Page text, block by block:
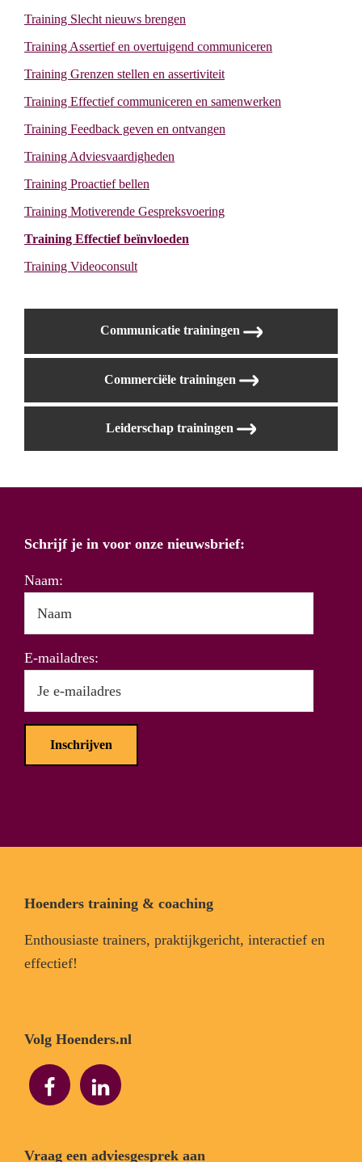
Training Slecht nieuws brengen
Training Assertief en overtuigend communiceren
Training Grenzen stellen en assertiviteit
Training Effectief communiceren en samenwerken
Training Feedback geven en ontvangen
Training Adviesvaardigheden
Training Proactief bellen
Training Motiverende Gespreksvoering
Training Effectief beïnvloeden
Training Videoconsult
Communicatie trainingen
Commerciële trainingen
Leiderschap trainingen
Schrijf je in voor onze nieuwsbrief:
Naam:
E-mailadres:
Footer
Hoenders training & coaching
Enthousiaste trainers, praktijkgericht, interactief en
effectief!
Volg Hoenders.nl
Vraag een adviesgesprek aan